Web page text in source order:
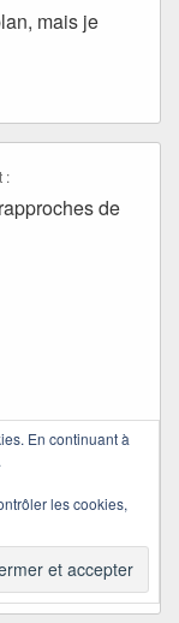
mais je
:
de
près ?
En continuant à
les cookies,